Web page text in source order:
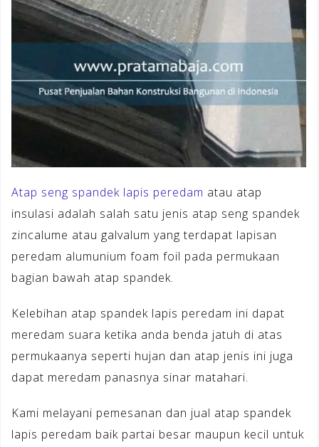
Atap seng spandek lapis peredam atau atap
insulasi adalah salah satu jenis atap seng spandek
zincalume atau galvalum yang terdapat lapisan
peredam alumunium foam foil pada permukaan
bagian bawah atap spandek.
Kelebihan atap spandek lapis peredam ini dapat
meredam suara ketika anda benda jatuh di atas
permukaanya seperti hujan dan atap jenis ini juga
dapat meredam panasnya sinar matahari.
Kami melayani pemesanan dan jual atap spandek
lapis peredam baik partai besar maupun kecil untuk